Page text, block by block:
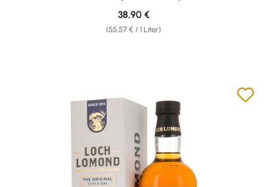
(55,57 € / 1 Liter)
Regulärer Preis:
38,90 €